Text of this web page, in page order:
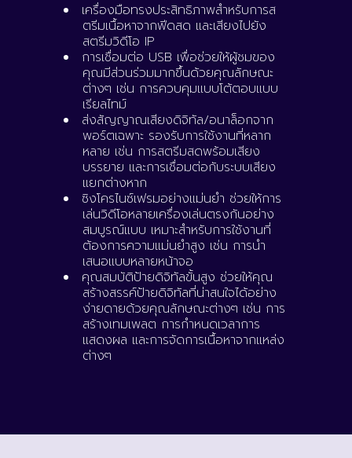
เครื่องมือทรงประสิทธิภาพสำหรับการส
ตรีมเนื้อหาจากฟีดสด และเสียงไปยัง
สตรีมวิดีโอ IP
การเชื่อมต่อ USB เพื่อช่วยให้ผู้ชมของ
คุณมีส่วนร่วมมากขึ้นด้วยคุณลักษณะ
ต่างๆ เช่น การควบคุมแบบโต้ตอบแบบ
เรียลไทม์
ส่งสัญญาณเสียงดิจิทัล/อนาล็อกจาก
พอร์ตเฉพาะ รองรับการใช้งานที่หลาก
หลาย เช่น การสตรีมสดพร้อมเสียง
บรรยาย และการเชื่อมต่อกับระบบเสียง
แยกต่างหาก
ซิงโครไนซ์เฟรมอย่างแม่นยำ ช่วยให้การ
เล่นวิดีโอหลายเครื่องเล่นตรงกันอย่าง
สมบูรณ์แบบ เหมาะสำหรับการใช้งานที่
ต้องการความแม่นยำสูง เช่น การนำ
เสนอแบบหลายหน้าจอ
คุณสมบัติป้ายดิจิทัลขั้นสูง ช่วยให้คุณ
สร้างสรรค์ป้ายดิจิทัลที่น่าสนใจได้อย่าง
ง่ายดายด้วยคุณลักษณะต่างๆ เช่น การ
สร้างเทมเพลต การกำหนดเวลาการ
แสดงผล และการจัดการเนื้อหาจากแหล่ง
ต่างๆ